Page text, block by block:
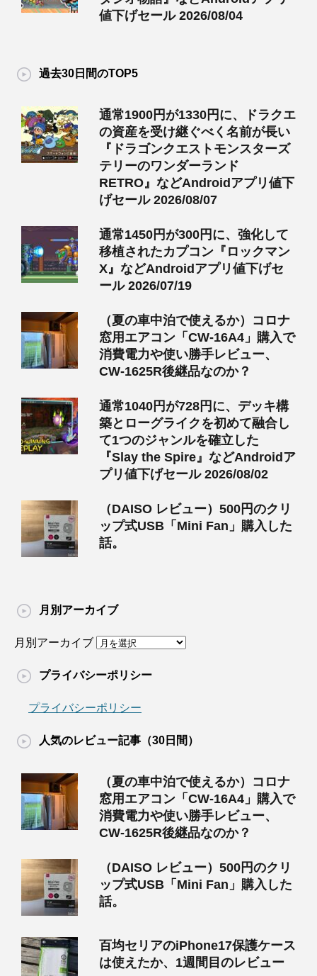
値下げセール 2026/08/04
過去30日間のTOP5
通常1900円が1330円に、ドラクエ
の資産を受け継ぐべく名前が長い
『ドラゴンクエストモンスターズ
テリーのワンダーランド
RETRO』などAndroidアプリ値下
げセール 2026/08/07
通常1450円が300円に、強化して
移植されたカプコン『ロックマン
X』などAndroidアプリ値下げセ
ール 2026/07/19
（夏の車中泊で使えるか）コロナ
窓用エアコン「CW-16A4」購入で
消費電力や使い勝手レビュー、
CW-1625R後継品なのか？
通常1040円が728円に、デッキ構
築とローグライクを初めて融合し
て1つのジャンルを確立した
『Slay the Spire』などAndroidア
プリ値下げセール 2026/08/02
（DAISO レビュー）500円のクリ
ップ式USB「Mini Fan」購入した
話。
月別アーカイブ
月別アーカイブ
プライバシーポリシー
プライバシーポリシー
人気のレビュー記事（30日間）
（夏の車中泊で使えるか）コロナ
窓用エアコン「CW-16A4」購入で
消費電力や使い勝手レビュー、
CW-1625R後継品なのか？
（DAISO レビュー）500円のクリ
ップ式USB「Mini Fan」購入した
話。
百均セリアのiPhone17保護ケース
は使えたか、1週間目のレビュー